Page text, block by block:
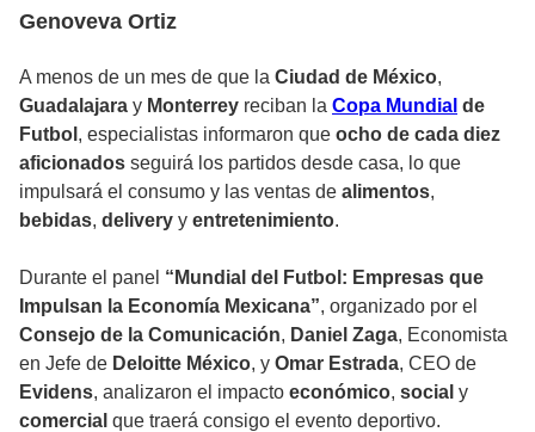
Genoveva Ortiz
A menos de un mes de que la Ciudad de México,
Guadalajara y Monterrey reciban la Copa Mundial de
Futbol , especialistas informaron que ocho de cada diez
aficionados seguirá los partidos desde casa, lo que
impulsará el consumo y las ventas de alimentos,
bebidas, delivery y entretenimiento.
Durante el panel “Mundial del Futbol: Empresas que
Impulsan la Economía Mexicana”, organizado por el
Consejo de la Comunicación, Daniel Zaga, Economista
en Jefe de Deloitte México, y Omar Estrada, CEO de
Evidens, analizaron el impacto económico, social y
comercial que traerá consigo el evento deportivo.